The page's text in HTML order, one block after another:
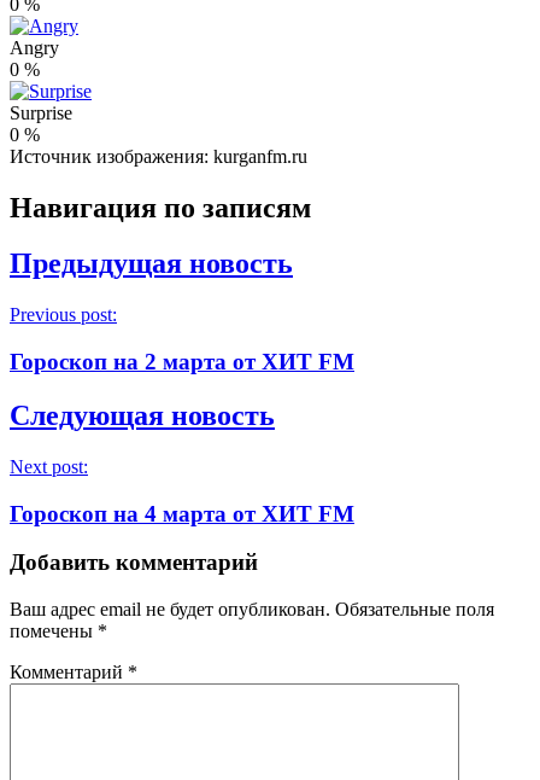
Angry
0 %
Surprise
0 %
Источник изображения: kurganfm.ru
Навигация по записям
Предыдущая новость
Previous post:
Гороскоп на 2 марта от ХИТ FM
Следующая новость
Next post:
Гороскоп на 4 марта от ХИТ FM
Добавить комментарий
Ваш адрес email не будет опубликован. Обязательные поля
помечены *
Комментарий *